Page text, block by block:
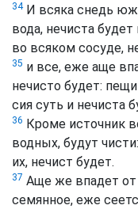
34И всяка снедь
вода, нечиста
во всяком сосуде,
35 и все, еже аще
нечисто будет:
сия суть и нечиста
36 Кроме источник
водных, будут
их, нечист будет.
37 Аще же впадет
семянное, еже